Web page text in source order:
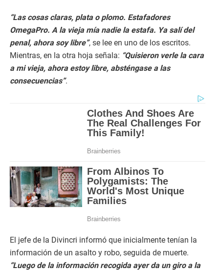
“Las cosas claras, plata o plomo. Estafadores
OmegaPro. A la vieja mía nadie la estafa. Ya salí del
penal, ahora soy libre”, se lee en uno de los escritos.
Mientras, en la otra hoja señala: “Quisieron verle la cara
a mi vieja, ahora estoy libre, absténgase a las
consecuencias”.
El jefe de la Divincri informó que inicialmente tenían la
información de un asalto y robo, seguida de muerte.
“Luego de la información recogida ayer da un giro a la